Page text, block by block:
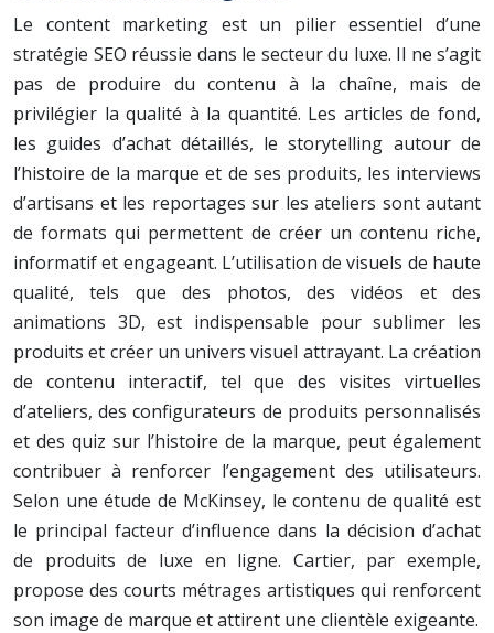
Le content marketing est un pilier essentiel d’une
stratégie SEO réussie dans le secteur du luxe. Il ne s’agit
pas de produire du contenu à la chaîne, mais de
privilégier la qualité à la quantité. Les articles de fond,
les guides d’achat détaillés, le storytelling autour de
l’histoire de la marque et de ses produits, les interviews
d’artisans et les reportages sur les ateliers sont autant
de formats qui permettent de créer un contenu riche,
informatif et engageant. L’utilisation de visuels de haute
qualité, tels que des photos, des vidéos et des
animations 3D, est indispensable pour sublimer les
produits et créer un univers visuel attrayant. La création
de contenu interactif, tel que des visites virtuelles
d’ateliers, des configurateurs de produits personnalisés
et des quiz sur l’histoire de la marque, peut également
contribuer à renforcer l’engagement des utilisateurs.
Selon une étude de McKinsey, le contenu de qualité est
le principal facteur d’influence dans la décision d’achat
de produits de luxe en ligne. Cartier, par exemple,
propose des courts métrages artistiques qui renforcent
son image de marque et attirent une clientèle exigeante.